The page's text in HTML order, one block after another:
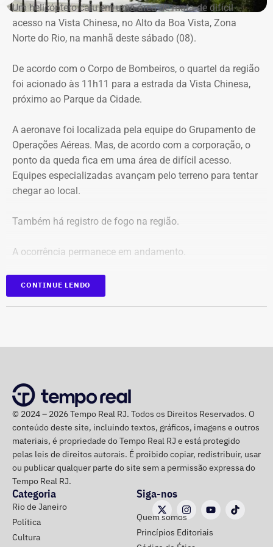
criança de 2 anos — Foto: Reprodução.
O pedido de Búzios à Justiça
Em caráter urgente, antes da apresentação da defesa das
empresas, a prefeitura solicitou:
Preservação integral dos registros dos nove perfis;
Identificação de anunciantes e financiadores;
Retirada das publicações relacionadas no processo;
Suspensão temporária de contas que não fossem
Proibição de distribuição paga por contas ainda não
campanha ou conjunto de dados.
No julgamento definitivo, o município pretende obter a
remoção permanente dos conteúdos considerados
ilícitos, a desativação das contas comprovadamente
falsas ou utilizadas continuamente para ilegalidades e a
exclusão de cópias idênticas das publicações.
A ação também busca obrigar os responsáveis a publicar
correções ou retratações por pelo menos 30 dias, além de
ressarcir os custos que a prefeitura afirma ter suportado
Estrada da Vista Chinesa, em frente ao pagode chinês da
Vista Chinesa, foi interditado. A Vista Chinesa fica dentro
do Parque Nacional da Tijuca
Um helicóptero caiu em uma área de mata de difícil
acesso na Vista Chinesa, no Alto da Boa Vista, Zona
Norte do Rio, na manhã deste sábado (08).
De acordo com o Corpo de Bombeiros, o quartel da região
foi acionado às 11h11 para a estrada da Vista Chinesa,
próximo ao Parque da Cidade.
A aeronave foi localizada pela equipe do Grupamento de
Operações Aéreas. Mas, de acordo com a corporação, o
ponto da queda fica em uma área de difícil acesso.
Equipes especializadas avançam pelo terreno para tentar
chegar ao local.
Também há registro de fogo na região.
A ocorrência permanece em andamento.
*Em atualização
CONTINUE LENDO
© 2024 – 2026 Tempo Real RJ. Todos os Direitos Reservados. O
conteúdo deste site, incluindo textos, gráficos, imagens e outros
materiais, é propriedade do Tempo Real RJ e está protegido
pelas leis de direitos autorais. É proibido copiar, redistribuir, usar
ou publicar qualquer parte do site sem a permissão expressa do
Tempo Real RJ.
Categoria
Rio de Janeiro
Política
Cultura
Siga-nos
Quem somos
Princípios Editoriais